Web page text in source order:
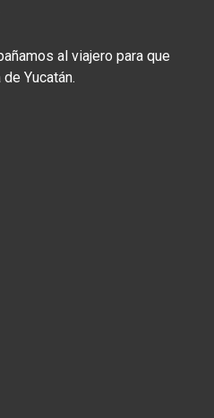
al viajero para que
Yucatán.